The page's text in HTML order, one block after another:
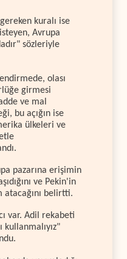
kuralı ise
Avrupa
sözleriyle
olası
girmesi
ve mal
bu açığın ise
ülkeleri ve
pazarına erişimin
ve Pekin'in
atacağını belirtti.
var. Adil rekabeti
kullanmalıyız"